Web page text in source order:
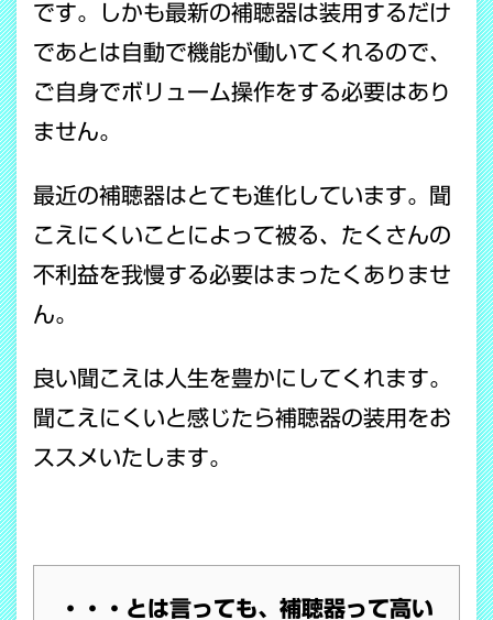
です。しかも最新の補聴器は装用するだけ
であとは自動で機能が働いてくれるので、
ご自身でボリューム操作をする必要はあり
ません。
最近の補聴器はとても進化しています。聞
こえにくいことによって被る、たくさんの
不利益を我慢する必要はまったくありませ
ん。
良い聞こえは人生を豊かにしてくれます。
聞こえにくいと感じたら補聴器の装用をお
ススメいたします。
・・・とは言っても、補聴器って高い